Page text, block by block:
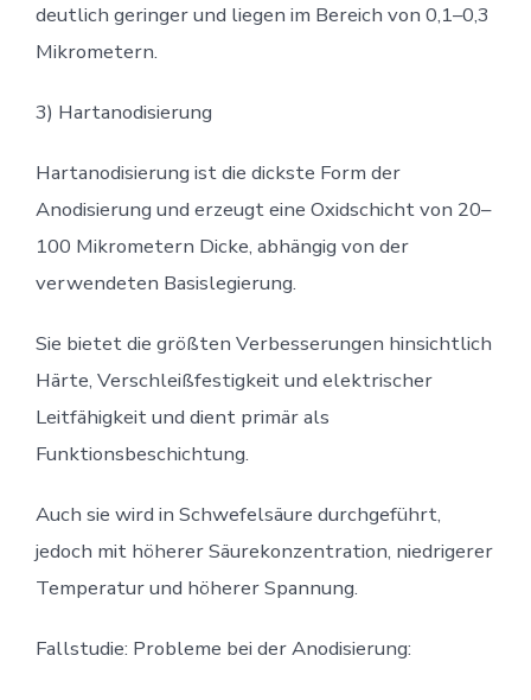
deutlich geringer und liegen im Bereich von 0,1–0,3
Mikrometern.
3) Hartanodisierung
Hartanodisierung ist die dickste Form der
Anodisierung und erzeugt eine Oxidschicht von 20–
100 Mikrometern Dicke, abhängig von der
verwendeten Basislegierung.
Sie bietet die größten Verbesserungen hinsichtlich
Härte, Verschleißfestigkeit und elektrischer
Leitfähigkeit und dient primär als
Funktionsbeschichtung.
Auch sie wird in Schwefelsäure durchgeführt,
jedoch mit höherer Säurekonzentration, niedrigerer
Temperatur und höherer Spannung.
Fallstudie: Probleme bei der Anodisierung: